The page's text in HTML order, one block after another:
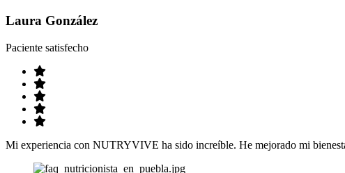
Laura González
Paciente satisfecho
Mi experiencia con NUTRYVIVE ha sido increíble. He mejorado mi